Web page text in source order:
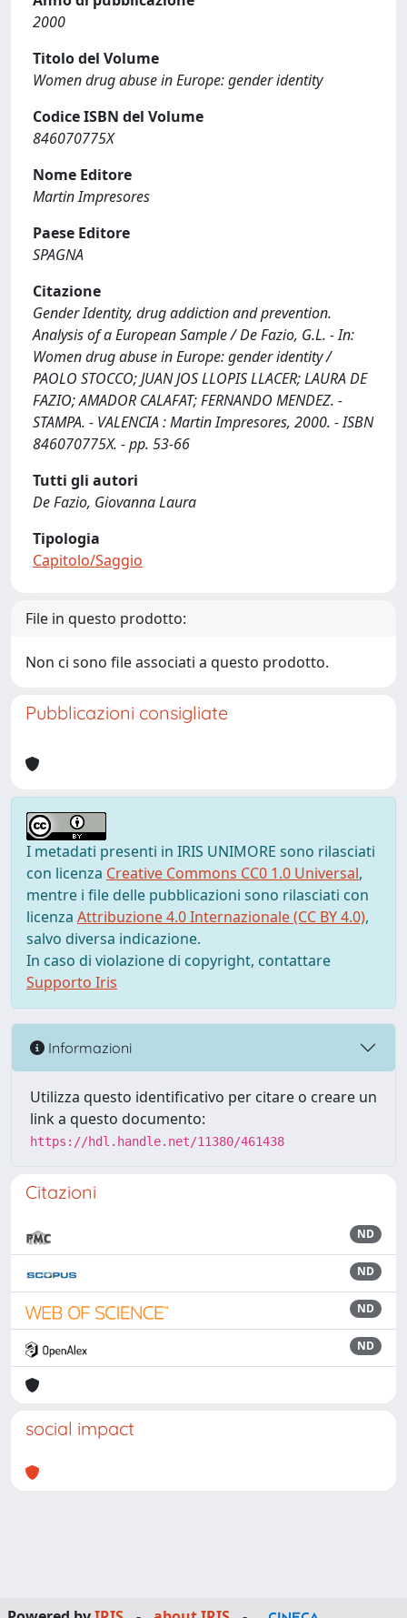
2000
Titolo del Volume
Women drug abuse in Europe: gender identity
Codice ISBN del Volume
846070775X
Nome Editore
Martin Impresores
Paese Editore
SPAGNA
Citazione
Gender Identity, drug addiction and prevention.
Analysis of a European Sample / De Fazio, G.L. - In:
Women drug abuse in Europe: gender identity /
PAOLO STOCCO; JUAN JOS LLOPIS LLACER; LAURA DE
FAZIO; AMADOR CALAFAT; FERNANDO MENDEZ. -
STAMPA. - VALENCIA : Martin Impresores, 2000. - ISBN
846070775X. - pp. 53-66
Tutti gli autori
De Fazio, Giovanna Laura
Tipologia
Capitolo/Saggio
File in questo prodotto:
Non ci sono file associati a questo prodotto.
Pubblicazioni consigliate
I metadati presenti in IRIS UNIMORE sono rilasciati
con licenza Creative Commons CC0 1.0 Universal,
mentre i file delle pubblicazioni sono rilasciati con
licenza Attribuzione 4.0 Internazionale (CC BY 4.0),
salvo diversa indicazione.
In caso di violazione di copyright, contattare
Supporto Iris
Informazioni
Utilizza questo identificativo per citare o creare un
link a questo documento:
https://hdl.handle.net/11380/461438
Citazioni
ND
ND
ND
ND
social impact